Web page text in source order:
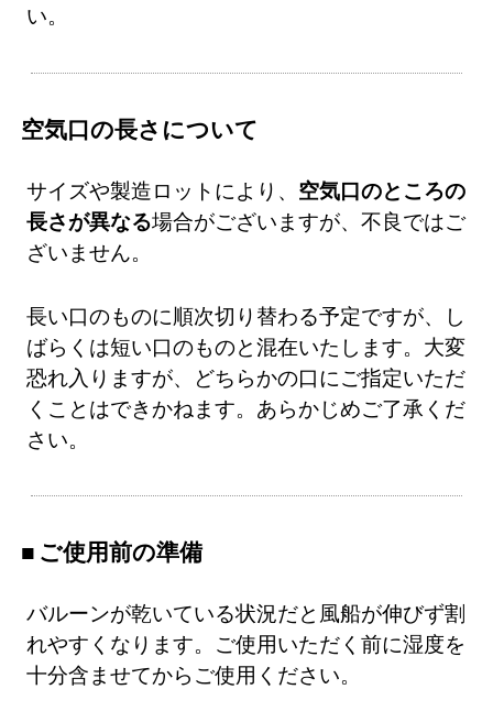
い。
空気口の長さについて
サイズや製造ロットにより、 空気口のところの
長さが異なる場合がございますが、不良ではご
ざいません。
長い口のものに順次切り替わる予定ですが、し
ばらくは短い口のものと混在いたします。大変
恐れ入りますが、どちらかの口にご指定いただ
くことはできかねます。あらかじめご了承くだ
さい。
ご使用前の準備
バルーンが乾いている状況だと風船が伸びず割
れやすくなります。ご使用いただく前に湿度を
十分含ませてからご使用ください。